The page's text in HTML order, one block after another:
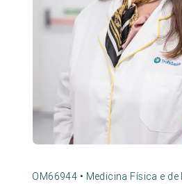
OM66944 • Medicina Física e